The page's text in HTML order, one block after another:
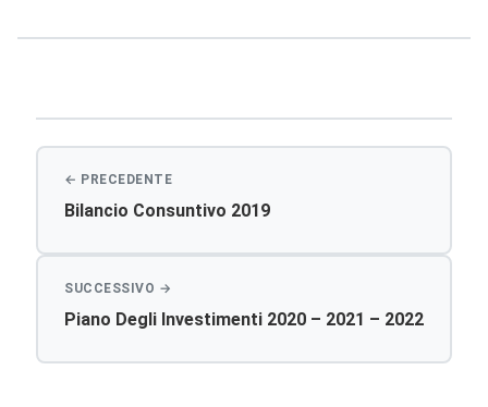
Bilancio Consuntivo 2019
Piano Degli Investimenti 2020 – 2021 – 2022